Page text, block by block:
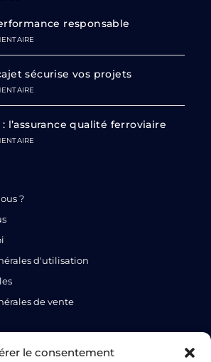
le consentement
responsable
sécurise vos projets
: l’assurance qualité ferroviaire
?
d'utilisation
de vente